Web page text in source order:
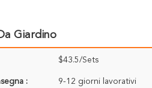
Giardino
$43.5/Sets
:
9-12 giorni lavorativi